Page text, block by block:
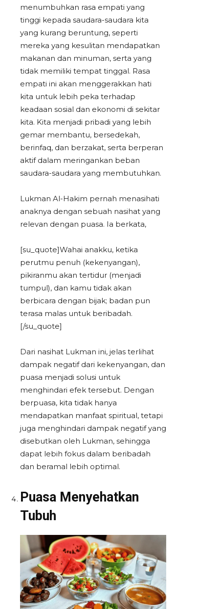
menumbuhkan rasa empati yang
tinggi kepada saudara-saudara kita
yang kurang beruntung, seperti
mereka yang kesulitan mendapatkan
makanan dan minuman, serta yang
tidak memiliki tempat tinggal. Rasa
empati ini akan menggerakkan hati
kita untuk lebih peka terhadap
keadaan sosial dan ekonomi di sekitar
kita. Kita menjadi pribadi yang lebih
gemar membantu, bersedekah,
berinfaq, dan berzakat, serta berperan
aktif dalam meringankan beban
saudara-saudara yang membutuhkan.
Lukman Al-Hakim pernah menasihati
anaknya dengan sebuah nasihat yang
relevan dengan puasa. Ia berkata,
[su_quote]Wahai anakku, ketika
perutmu penuh (kekenyangan),
pikiranmu akan tertidur (menjadi
tumpul), dan kamu tidak akan
berbicara dengan bijak; badan pun
terasa malas untuk beribadah.
[/su_quote]
Dari nasihat Lukman ini, jelas terlihat
dampak negatif dari kekenyangan, dan
puasa menjadi solusi untuk
menghindari efek tersebut. Dengan
berpuasa, kita tidak hanya
mendapatkan manfaat spiritual, tetapi
juga menghindari dampak negatif yang
disebutkan oleh Lukman, sehingga
dapat lebih fokus dalam beribadah
dan beramal lebih optimal.
Puasa Menyehatkan
Tubuh